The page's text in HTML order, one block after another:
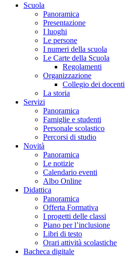
Scuola
Panoramica
Presentazione
I luoghi
Le persone
I numeri della scuola
Le Carte della Scuola
Regolamenti
Organizzazione
Collegio dei docenti
La storia
Servizi
Panoramica
Famiglie e studenti
Personale scolastico
Percorsi di studio
Novità
Panoramica
Le notizie
Calendario eventi
Albo Online
Didattica
Panoramica
Offerta Formativa
I progetti delle classi
Piano per l’inclusione
Libri di testo
Orari attività scolastiche
Bacheca digitale